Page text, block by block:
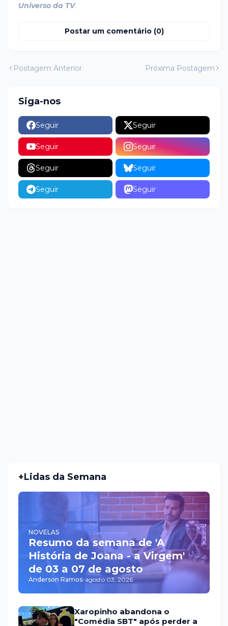
Universo da TV.
Postar um comentário (0)
Postagem Anterior Próxima Postagem
Siga-nos
Seguir Seguir
Seguir Seguir
Seguir Seguir
Seguir Seguir
+Lidas da Semana
NOVELAS
Resumo da semana de 'A
História de Joana - a Virgem'
de 03 a 07 de agosto
Anderson Ramos-agosto 03, 2026
Xaropinho abandona o
"Comédia SBT" após perder a